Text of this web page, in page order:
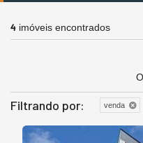
4 imóveis encontrados
Filtrando por: venda